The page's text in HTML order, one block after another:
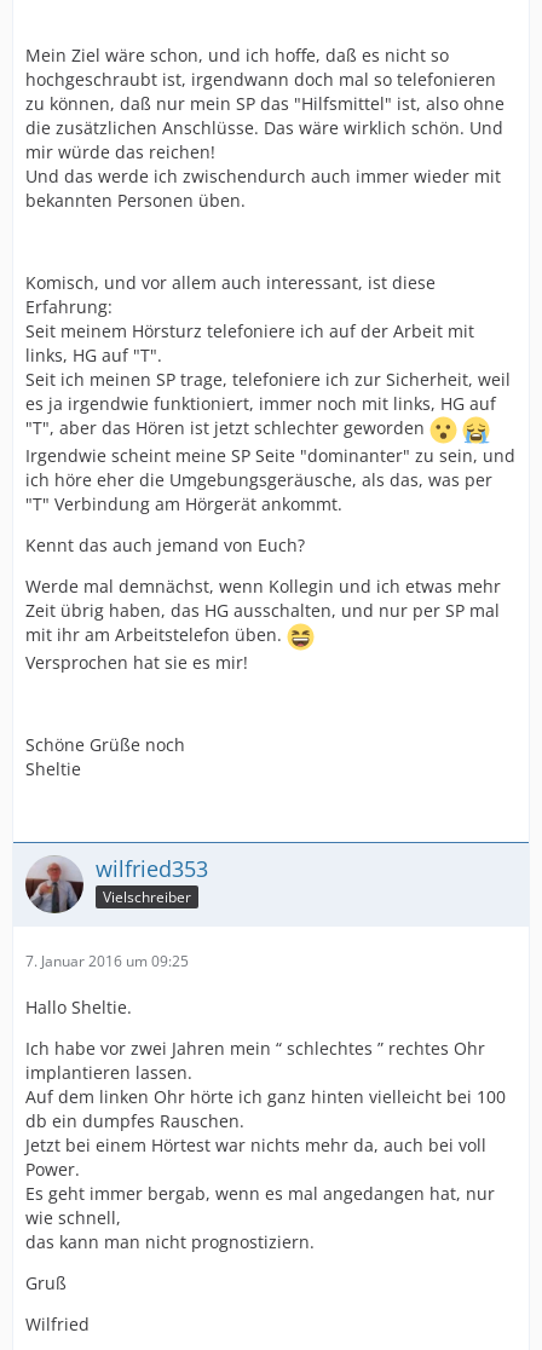
Mein Ziel wäre schon, und ich hoffe, daß es nicht so
hochgeschraubt ist, irgendwann doch mal so telefonieren
zu können, daß nur mein SP das "Hilfsmittel" ist, also ohne
die zusätzlichen Anschlüsse. Das wäre wirklich schön. Und
mir würde das reichen!
Und das werde ich zwischendurch auch immer wieder mit
bekannten Personen üben.
Komisch, und vor allem auch interessant, ist diese
Erfahrung:
Seit meinem Hörsturz telefoniere ich auf der Arbeit mit
links, HG auf "T".
Seit ich meinen SP trage, telefoniere ich zur Sicherheit, weil
es ja irgendwie funktioniert, immer noch mit links, HG auf
"T", aber das Hören ist jetzt schlechter geworden
Irgendwie scheint meine SP Seite "dominanter" zu sein, und
ich höre eher die Umgebungsgeräusche, als das, was per
"T" Verbindung am Hörgerät ankommt.
Kennt das auch jemand von Euch?
Werde mal demnächst, wenn Kollegin und ich etwas mehr
Zeit übrig haben, das HG ausschalten, und nur per SP mal
mit ihr am Arbeitstelefon üben.
Versprochen hat sie es mir!
Schöne Grüße noch
Sheltie
wilfried353
Vielschreiber
7. Januar 2016 um 09:25
Hallo Sheltie.
Ich habe vor zwei Jahren mein “ schlechtes ” rechtes Ohr
implantieren lassen.
Auf dem linken Ohr hörte ich ganz hinten vielleicht bei 100
db ein dumpfes Rauschen.
Jetzt bei einem Hörtest war nichts mehr da, auch bei voll
Power.
Es geht immer bergab, wenn es mal angedangen hat, nur
wie schnell,
das kann man nicht prognostiziern.
Gruß
Wilfried